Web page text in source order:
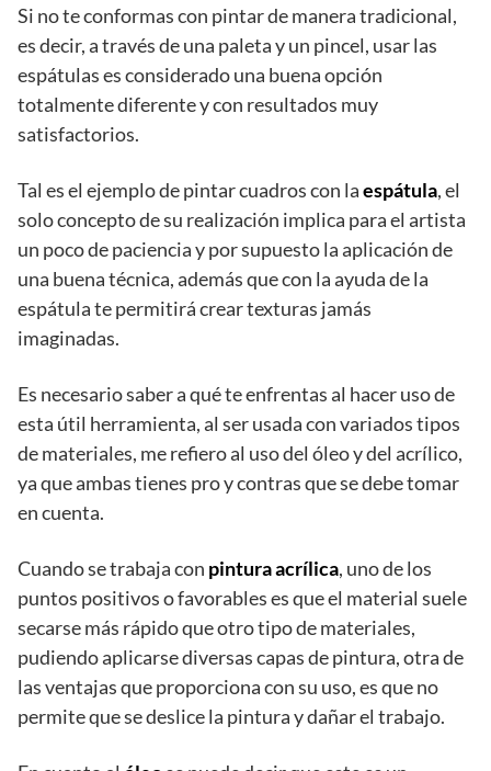
Si no te conformas con pintar de manera tradicional,
es decir, a través de una paleta y un pincel, usar las
espátulas es considerado una buena opción
totalmente diferente y con resultados muy
satisfactorios.
Tal es el ejemplo de pintar cuadros con laespátula, el
solo concepto de su realización implica para el artista
un poco de paciencia y por supuesto la aplicación de
una buena técnica, además que con la ayuda de la
espátula te permitirá crear texturas jamás
imaginadas.
Es necesario saber a qué te enfrentas al hacer uso de
esta útil herramienta, al ser usada con variados tipos
de materiales, me refiero al uso del óleo y del acrílico,
ya que ambas tienes pro y contras que se debe tomar
en cuenta.
Cuando se trabaja con pintura acrílica, uno de los
puntos positivos o favorables es que el material suele
secarse más rápido que otro tipo de materiales,
pudiendo aplicarse diversas capas de pintura, otra de
las ventajas que proporciona con su uso, es que no
permite que se deslice la pintura y dañar el trabajo.